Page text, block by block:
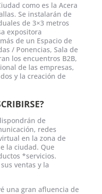
como es la Acera
Se instalarán de
de 3×3 metros
expositora
de un Espacio de
/ Ponencias, Sala de
los encuentros B2B,
de las empresas,
y la creación de
de
redes
en la zona de
la ciudad. Que
*servicios.
ventas y la
una gran afluencia de